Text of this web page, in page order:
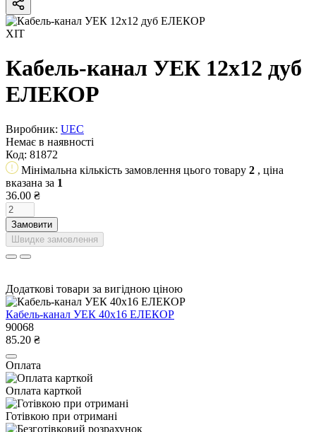
ХІТ
Кабель-канал УЕК 12х12 дуб
ЕЛЕКОР
Виробник: UEC
Немає в наявності
Код: 81872
Мінімальна кількість замовлення цього товару 2 , ціна
вказана за 1
36.00 ₴
Замовити
Швидке замовлення
Додаткові товари за вигідною ціною
Кабель-канал УЕК 40х16 ЕЛЕКОР
90068
85.20 ₴
Оплата
Оплата карткой
Готівкою при отримані